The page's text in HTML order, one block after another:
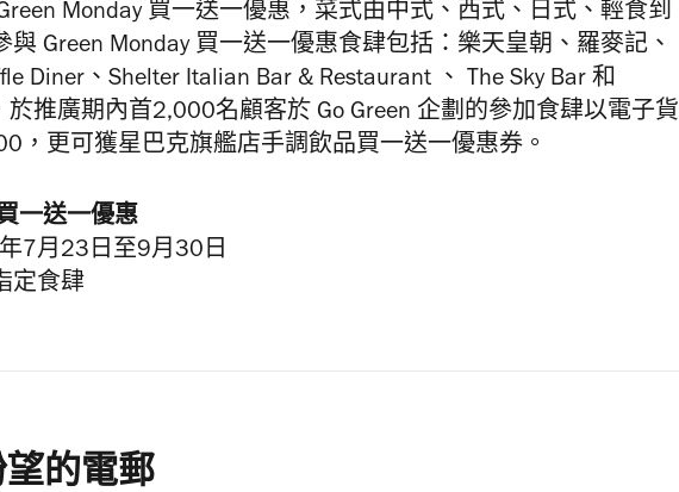
Monday 買一送一優惠，菜式由中式、西式、日式、輕食到
與 Green Monday 買一送一優惠食肆包括： 樂天皇朝、羅麥記、
Diner 、 Shelter Italian Bar & Restaurant 、 The Sky Bar 和
於推廣期內 首2,000名顧客於 Go Green 企劃的參加食肆以電子貨
，更可獲星巴克旗艦店手調飲品買一送一優惠券。
一送一優惠
7月 23 日至9月30 日
定食肆
的電郵